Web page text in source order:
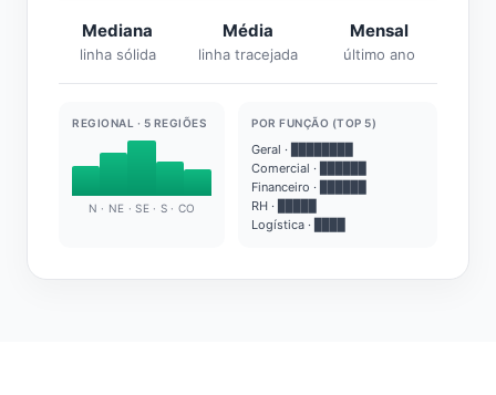
Mediana
linha sólida
Média
linha tracejada
Mensal
último ano
REGIONAL · 5 REGIÕES
N · NE · SE · S · CO
POR FUNÇÃO (TOP 5)
Geral · ████████
Comercial · ██████
Financeiro · ██████
RH · █████
Logística · ████